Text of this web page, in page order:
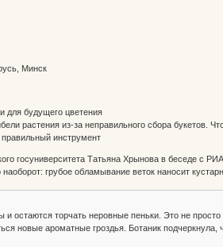
Минск
для будущего цветения
растения из-за неправильного сбора
инструмент
госуниверситета Татьяна Хрынова в беседе с
грубое обламывание веток наносит
остаются торчать неровные пеньки. Это не
новые ароматные гроздья. Ботаник подчеркнула,